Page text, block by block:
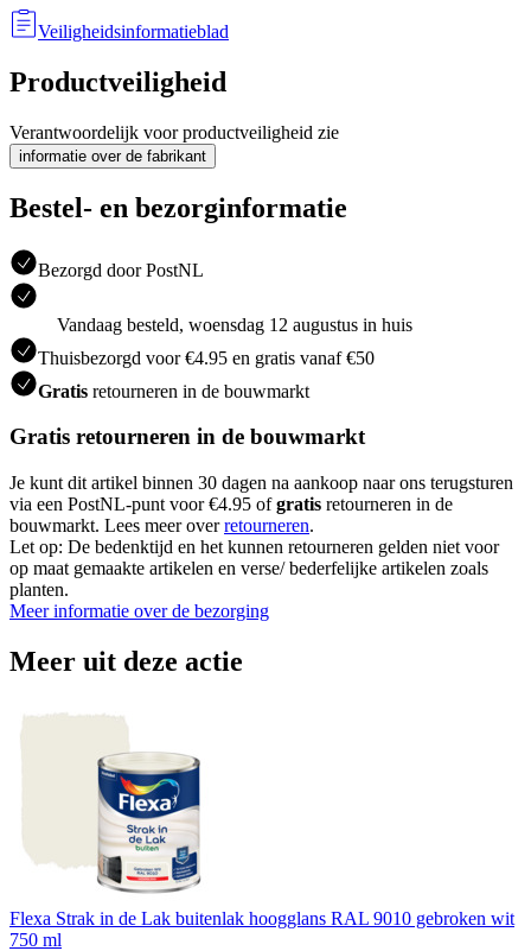
Veiligheidsinformatieblad
Productveiligheid
Verantwoordelijk voor productveiligheid zie
informatie over de fabrikant
Bestel- en bezorginformatie
Bezorgd door PostNL
Vandaag besteld, woensdag 12 augustus in huis
Thuisbezorgd voor €4.95 en gratis vanaf €50
Gratis retourneren in de bouwmarkt
Gratis retourneren in de bouwmarkt
Je kunt dit artikel binnen 30 dagen na aankoop naar ons terugsturen
via een PostNL-punt voor €4.95 ofgratis retourneren in de
bouwmarkt. Lees meer overretourneren.
Let op: De bedenktijd en het kunnen retourneren gelden niet voor
op maat gemaakte artikelen en verse/ bederfelijke artikelen zoals
planten.
Meer informatie over de bezorging
Meer uit deze actie
Flexa Strak in de Lak buitenlak hoogglans RAL 9010 gebroken wit
750 ml